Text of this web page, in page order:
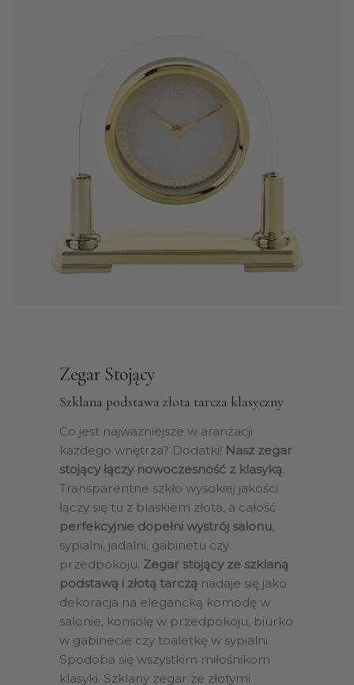
Zegar Stojący
Szklana podstawa złota tarcza klasyczny
Co jest najważniejsze w aranżacji
każdego wnętrza? Dodatki! Nasz zegar
stojący łączy nowoczesność z klasyką.
Transparentne szkło wysokiej jakości
łączy się tu z blaskiem złota, a całość
perfekcyjnie dopełni wystrój salonu,
sypialni, jadalni, gabinetu czy
przedpokoju. Zegar stojący ze szklaną
podstawą i złotą tarczą nadaje się jako
dekoracja na elegancką komodę w
salonie, konsolę w przedpokoju, biurko
w gabinecie czy toaletkę w sypialni.
Spodoba się wszystkim miłośnikom
klasyki. Szklany zegar ze złotymi